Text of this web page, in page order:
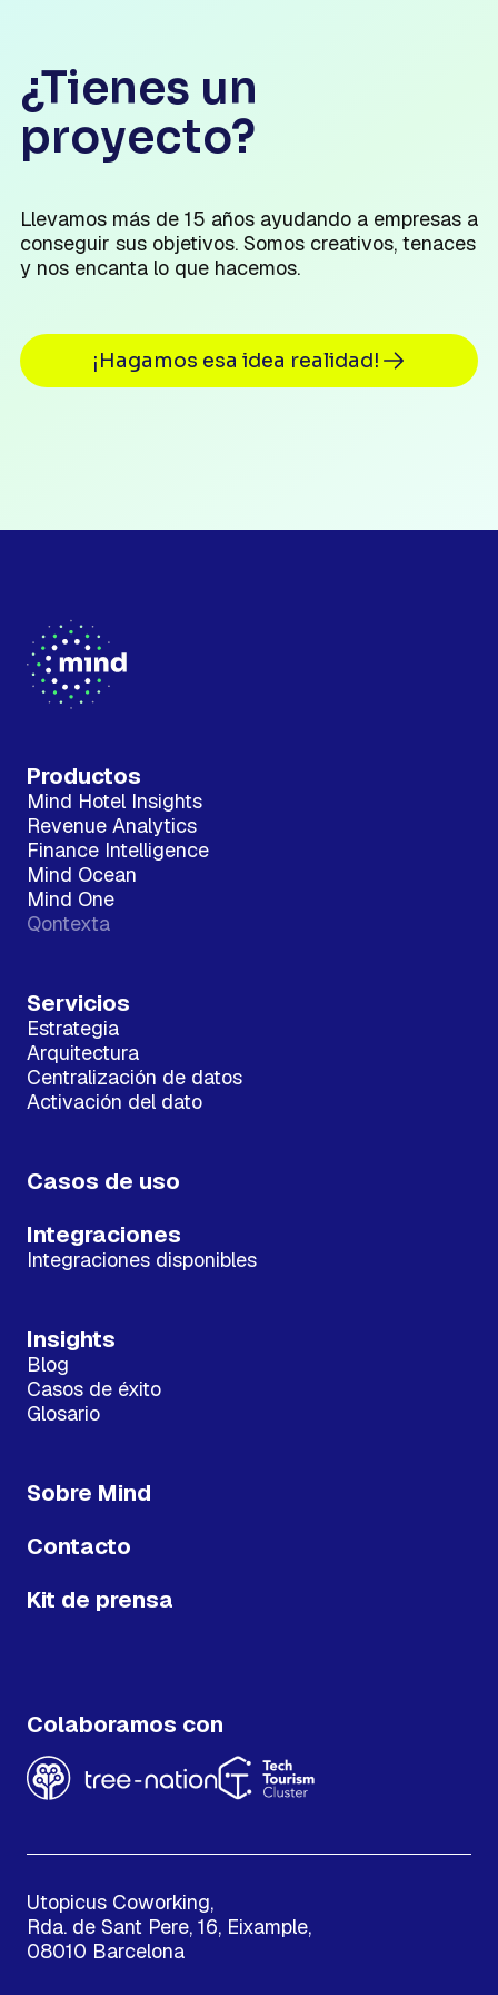
¿Tienes un
proyecto?
Llevamos más de 15 años ayudando a empresas a
conseguir sus objetivos. Somos creativos, tenaces
y nos encanta lo que hacemos.
¡Hagamos esa idea realidad!
Productos
Mind Hotel Insights
Revenue Analytics
Finance Intelligence
Mind Ocean
Mind One
Qontexta
Servicios
Estrategia
Arquitectura
Centralización de datos
Activación del dato
Casos de uso
Integraciones
Integraciones disponibles
Insights
Blog
Casos de éxito
Glosario
Sobre Mind
Contacto
Kit de prensa
Colaboramos con
Utopicus Coworking,
Rda. de Sant Pere, 16, Eixample,
08010 Barcelona